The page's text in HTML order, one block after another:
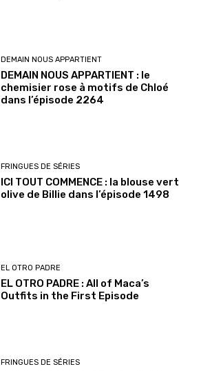
DEMAIN NOUS APPARTIENT
DEMAIN NOUS APPARTIENT : le
chemisier rose à motifs de Chloé
dans l’épisode 2264
FRINGUES DE SÉRIES
ICI TOUT COMMENCE : la blouse vert
olive de Billie dans l’épisode 1498
EL OTRO PADRE
EL OTRO PADRE : All of Maca’s
Outfits in the First Episode
FRINGUES DE SÉRIES